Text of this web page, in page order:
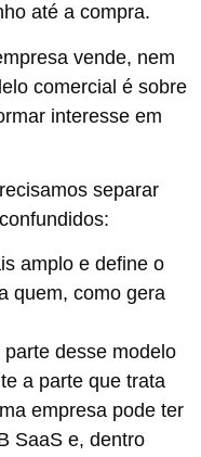
até a compra.
vende, nem
comercial é sobre
interesse em
separar
amplo e define o
quem, como gera
parte desse modelo
a parte que trata
empresa pode ter
SaaS e, dentro